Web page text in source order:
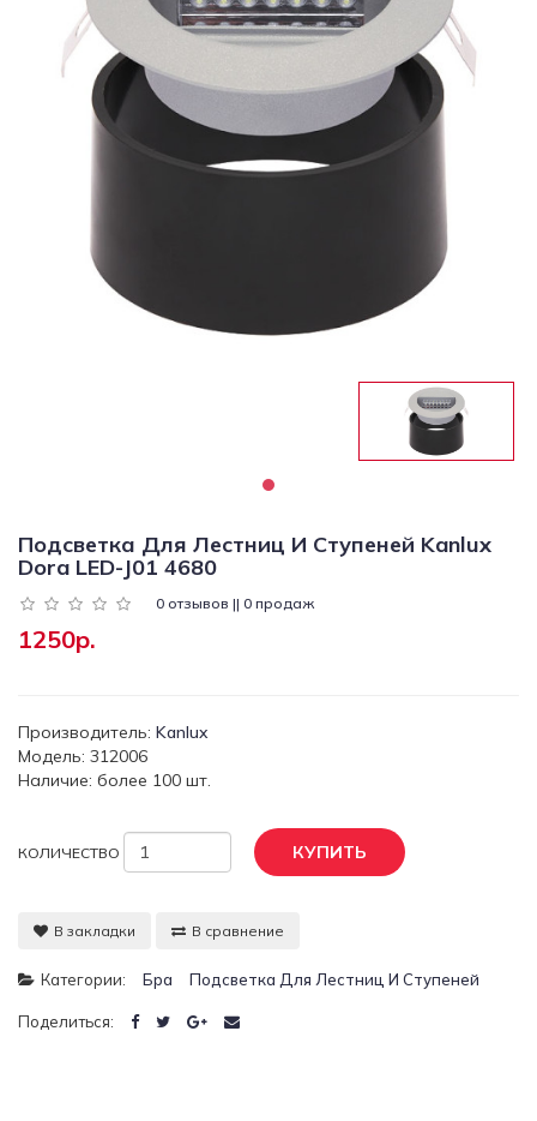
Светильники
Светодиодная
подсветка
Торшеры
Подсветка Для Лестниц И Ступеней Kanlux
Dora LED-J01 4680
0 отзывов || 0 продаж
1250р.
Производитель: Kanlux
Модель: 312006
Наличие: более 100 шт.
КОЛИЧЕСТВО КУПИТЬ
В закладки В сравнение
Категории: Бра Подсветка Для Лестниц И Ступеней
Поделиться: